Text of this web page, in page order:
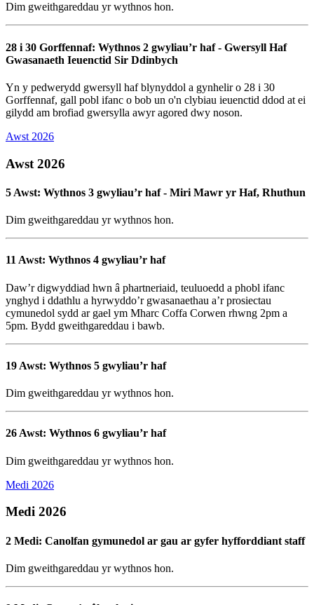
Dim gweithgareddau yr wythnos hon.
28 i 30 Gorffennaf: Wythnos 2 gwyliau’r haf - Gwersyll Haf
Gwasanaeth Ieuenctid Sir Ddinbych
Yn y pedwerydd gwersyll haf blynyddol a gynhelir o 28 i 30
Gorffennaf, gall pobl ifanc o bob un o'n clybiau ieuenctid ddod at ei
gilydd am brofiad gwersylla awyr agored dwy noson.
Awst 2026
Awst 2026
5 Awst: Wythnos 3 gwyliau’r haf - Miri Mawr yr Haf, Rhuthun
Dim gweithgareddau yr wythnos hon.
11 Awst: Wythnos 4 gwyliau’r haf
Daw’r digwyddiad hwn â phartneriaid, teuluoedd a phobl ifanc
ynghyd i ddathlu a hyrwyddo’r gwasanaethau a’r prosiectau
cymunedol sydd ar gael ym Mharc Coffa Corwen rhwng 2pm a
5pm. Bydd gweithgareddau i bawb.
19 Awst: Wythnos 5 gwyliau’r haf
Dim gweithgareddau yr wythnos hon.
26 Awst: Wythnos 6 gwyliau’r haf
Dim gweithgareddau yr wythnos hon.
Medi 2026
Medi 2026
2 Medi: Canolfan gymunedol ar gau ar gyfer hyfforddiant staff
Dim gweithgareddau yr wythnos hon.